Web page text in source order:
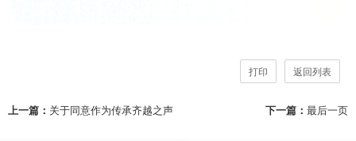
返回列表
打印
上一篇： 关于同意作为传承齐越之声 下一篇：最后一页